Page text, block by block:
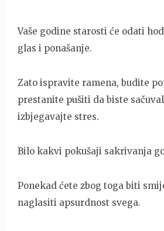
Vaše godine starosti će odati
glas i ponašanje.
Zato ispravite ramena, budite
prestanite pušiti da biste
izbjegavajte stres.
Bilo kakvi pokušaji sakrivanja
Ponekad ćete zbog toga biti
naglasiti apsurdnost svega.